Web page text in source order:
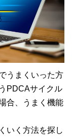
うまくいった方
PDCAサイクル
合、うまく機能
いく方法を探し